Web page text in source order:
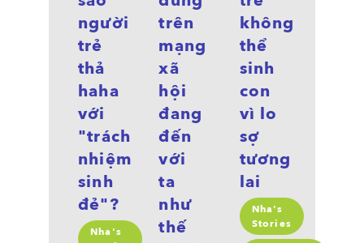
người
trẻ
thả
haha
với
"trách
nhiệm
sinh
đẻ"?
Nha's
trên
mạng
xã
hội
đang
đến
với
ta
như
thế
không
thể
sinh
con
vì lo
sợ
tương
lai
Nha's
Stories